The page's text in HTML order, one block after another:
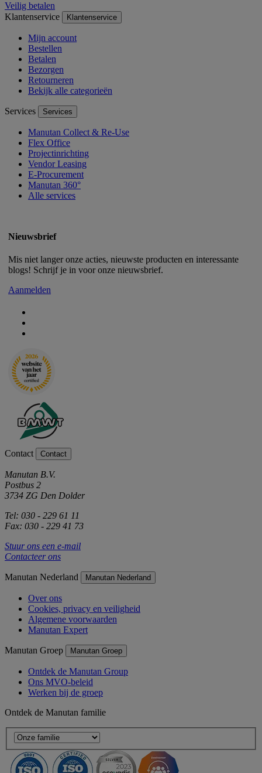
Veilig betalen
Klantenservice
Klantenservice
Mijn account
Bestellen
Betalen
Bezorgen
Retourneren
Bekijk alle categorieën
Services Services
Manutan Collect & Re-Use
Flex Office
Projectinrichting
Vendor Leasing
E-Procurement
Manutan 360°
Alle services
Nieuwsbrief
Mis niet langer onze acties, nieuwste producten en interessante
blogs! Schrijf je in voor onze nieuwsbrief.
Aanmelden
Contact Contact
Manutan B.V.
Postbus 2
3734 ZG Den Dolder
Tel: 030 - 229 61 11
Fax: 030 - 229 41 73
Stuur ons een e-mail
Contacteer ons
Manutan Nederland Manutan Nederland
Over ons
Cookies, privacy en veiligheid
Algemene voorwaarden
Manutan Expert
Manutan Groep Manutan Groep
Ontdek de Manutan Group
Ons MVO-beleid
Werken bij de groep
Ontdek de Manutan familie